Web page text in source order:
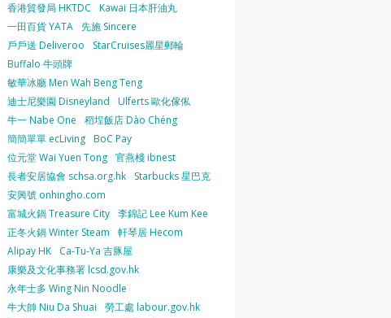
香港貿發局 HKTDC
Kawai 日本肝油丸
一田百貨 YATA 先施 Sincere
戶戶送 Deliveroo
StarCruises麗星郵輪
Buffalo 牛頭牌
敏華冰廳 Men Wah Beng Teng
迪士尼樂園 Disneyland
Ulferts 歐化傢俬
牛一 Nabe One
稻埕飯店 Dào Chéng
簡簡單單 ecLiving BoC Pay
位元堂 Wai Yuen Tong 官燕棧 ibnest
長者安居協會 schsa.org.hk
Starbucks 星巴克
安興號 onhingho.com
富城火鍋 Treasure City 李錦記 Lee Kum Kee
正冬火鍋 Winter Steam
軒琴居 Hecom
Alipay HK
Ca-Tu-Ya 吉豚屋
康樂及文化事務署 lcsd.gov.hk
永年士多 Wing Nin Noodle
牛大帥 Niu Da Shuai
勞工處 labour.gov.hk